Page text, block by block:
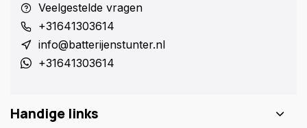
Veelgestelde vragen
+31641303614
info@batterijenstunter.nl
+31641303614
Handige links